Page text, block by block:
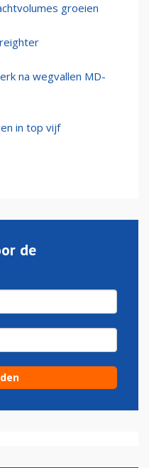
groeien
na wegvallen MD-
in top vijf
de